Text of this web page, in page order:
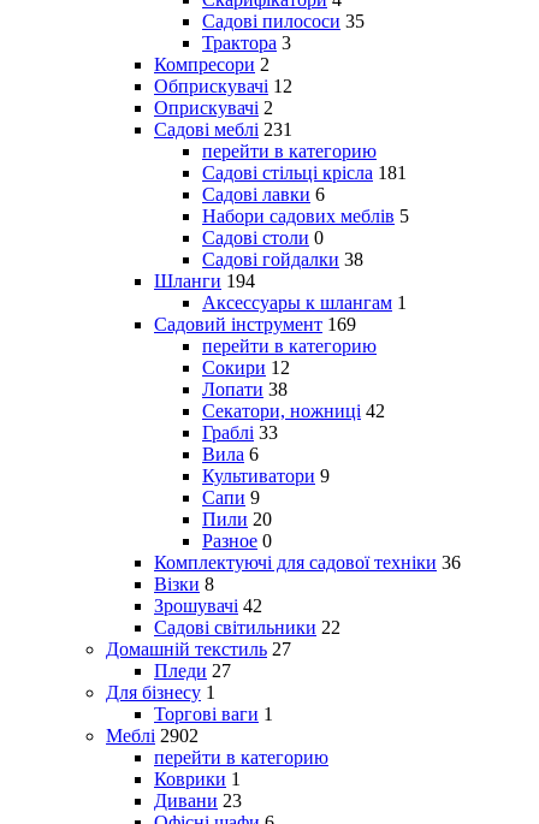
Садові пилососи 35
Трактора 3
Компресори 2
Обприскувачі 12
Оприскувачі 2
Садові меблі 231
перейти в категорию
Садові стільці крісла 181
Садові лавки 6
Набори садових меблів 5
Садові столи 0
Садові гойдалки 38
Шланги 194
Аксессуары к шлангам 1
Садовий інструмент 169
перейти в категорию
Сокири 12
Лопати 38
Секатори, ножниці 42
Граблі 33
Вила 6
Культиватори 9
Сапи 9
Пили 20
Разное 0
Комплектуючі для садової техніки 36
Візки 8
Зрошувачі 42
Садові світильники 22
Домашній текстиль 27
Пледи 27
Для бізнесу 1
Торгові ваги 1
Меблі 2902
перейти в категорию
Коврики 1
Дивани 23